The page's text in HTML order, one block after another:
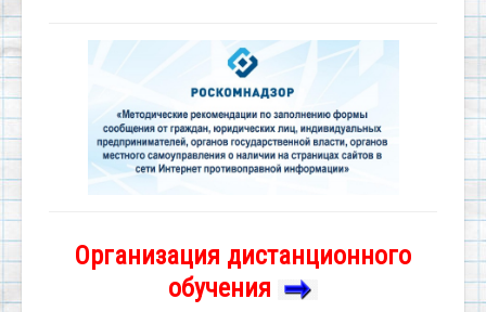
Организация дистанционного
обучения